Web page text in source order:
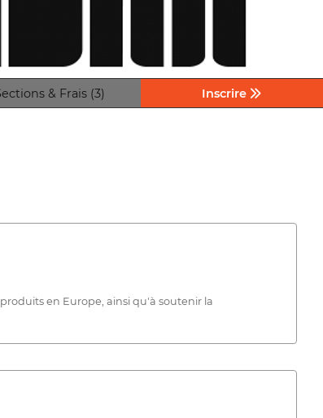
& Frais (3) Inscrire
en Europe, ainsi qu'à soutenir la